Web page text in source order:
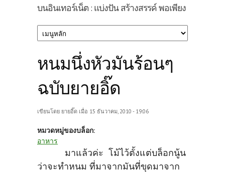
บนอินเทอร์เน็ต : แบ่งปัน สร้างสรรค์ พอเพียง
หนมนึ่งหัวมันร้อนๆ
ฉบับยายอิ๊ด
เขียนโดย ยายอิ๊ด เมื่อ 15 ธันวาคม, 2010 - 19:06
หมวดหมู่ของบล็อก:
อาหาร
มาแล้วค่ะ โม้ไว้ตั้งแต่บล็อกนู้น
ว่าจะทำหนม ที่มาจากมันที่ขุดมาจาก